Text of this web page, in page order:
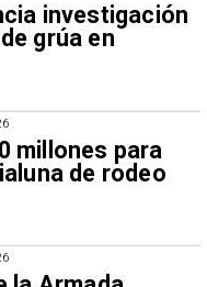
investigación
grúa en
millones para
de rodeo